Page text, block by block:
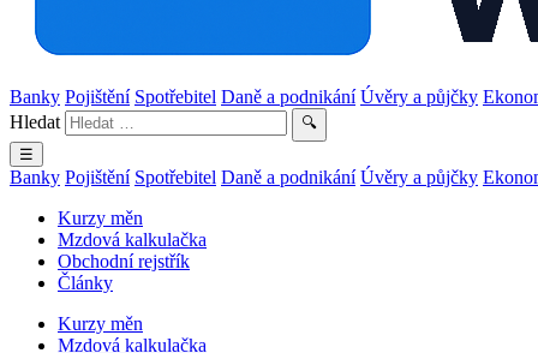
Banky Pojištění Spotřebitel Daně a podnikání Úvěry a půjčky
Hledat
🔍
☰
Banky Pojištění Spotřebitel Daně a podnikání Úvěry a půjčky
Kurzy měn
Mzdová kalkulačka
Obchodní rejstřík
Články
Kurzy měn
Mzdová kalkulačka